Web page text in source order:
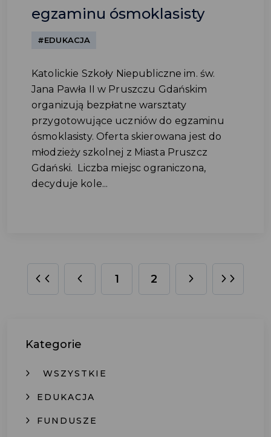
egzaminu ósmoklasisty
#EDUKACJA
Katolickie Szkoły Niepubliczne im. św.
Jana Pawła II w Pruszczu Gdańskim
organizują bezpłatne warsztaty
przygotowujące uczniów do egzaminu
ósmoklasisty. Oferta skierowana jest do
młodzieży szkolnej z Miasta Pruszcz
Gdański. Liczba miejsc ograniczona,
decyduje kole...
1 2
Kategorie
WSZYSTKIE
EDUKACJA
FUNDUSZE